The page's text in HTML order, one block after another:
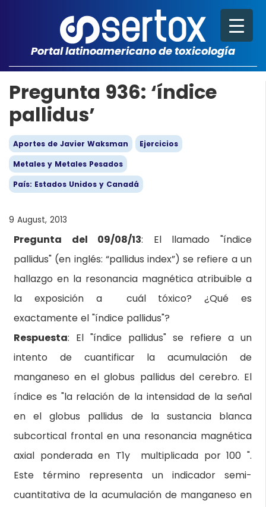
Portal latinoamericano de toxicología
Pregunta 936: ‘índice
pallidus’
Aportes de Javier Waksman
Ejercicios
Metales y Metales Pesados
País: Estados Unidos y Canadá
9 August, 2013
Pregunta del 09/08/13: El llamado "índice
pallidus" (en inglés: “pallidus index”) se refiere a un
hallazgo en la resonancia magnética atribuible a
la exposición a cuál tóxico? ¿Qué es
exactamente el "índice pallidus"?
Respuesta: El "índice pallidus" se refiere a un
intento de cuantificar la acumulación de
manganeso en el globus pallidus del cerebro. El
índice es "la relación de la intensidad de la señal
en el globus pallidus de la sustancia blanca
subcortical frontal en una resonancia magnética
axial ponderada en T1y multiplicada por 100 ".
Este término representa un indicador semi-
cuantitativa de la acumulación de manganeso en